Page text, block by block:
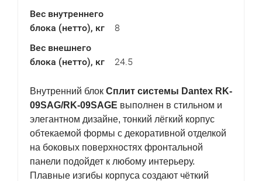
Вес внутреннего
блока (нетто), кг
8
Вес внешнего
блока (нетто), кг
24.5
Внутренний блок Сплит системы Dantex RK-
09SAG/RK-09SAGE выполнен в стильном и
элегантном дизайне, тонкий лёгкий корпус
обтекаемой формы с декоративной отделкой
на боковых поверхностях фронтальной
панели подойдет к любому интерьеру.
Плавные изгибы корпуса создают чёткий